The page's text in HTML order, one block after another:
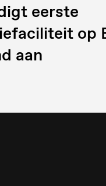
eerste
op
aan